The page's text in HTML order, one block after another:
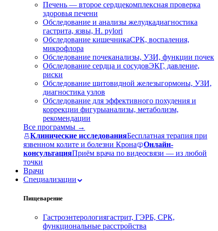
Печень — второе сердцекомплексная проверка
здоровья печени
Обследование и анализы желудкадиагностика
гастрита, язвы, H. pylori
Обследование кишечникаСРК, воспаления,
микрофлора
Обследование почеканализы, УЗИ, функции почек
Обследование сердца и сосудовЭКГ, давление,
риски
Обследование щитовидной железыгормоны, УЗИ,
диагностика узлов
Обследование для эффективного похудения и
коррекции фигурыанализы, метаболизм,
рекомендации
Все программы →
Клинические исследованияБесплатная терапия при
язвенном колите и болезни Крона
Онлайн-
консультацияПриём врача по видеосвязи — из любой
точки
Врачи
Специализации
Пищеварение
Гастроэнтерологиягастрит, ГЭРБ, СРК,
функциональные расстройства